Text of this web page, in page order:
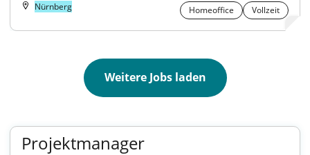
Nürnberg Homeoffice Vollzeit
Weitere Jobs laden
Projektmanager